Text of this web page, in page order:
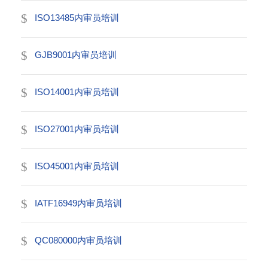
ISO13485内审员培训
GJB9001内审员培训
ISO14001内审员培训
ISO27001内审员培训
ISO45001内审员培训
IATF16949内审员培训
QC080000内审员培训